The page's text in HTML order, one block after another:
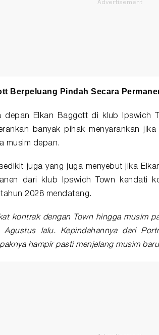
Berpeluang Pindah Secara
depan Elkan Baggott di klub Ipswich
banyak pihak menyarankan
musim depan.
juga yang juga menyebut jika
dari klub Ipswich Town kendati
2028 mendatang.
kontrak dengan Town hingga musim
Agustus lalu. Kepindahannya dari
hampir pasti menjelang musim